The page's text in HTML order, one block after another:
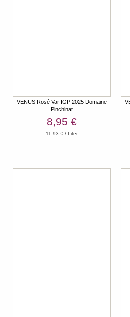
VENUS Rosé Var IGP 2025 Domaine
Pinchinat
8,95 €
11,93 € / Liter